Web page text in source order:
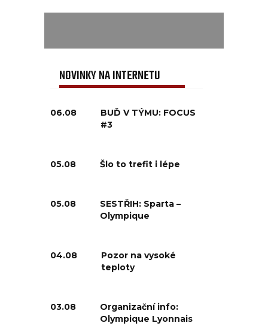
NOVINKY NA INTERNETU
06.08
BUĎ V TÝMU: FOCUS
#3
05.08 Šlo to trefit i lépe
05.08
SESTŘIH: Sparta –
Olympique
04.08
Pozor na vysoké
teploty
03.08
Organizační info:
Olympique Lyonnais